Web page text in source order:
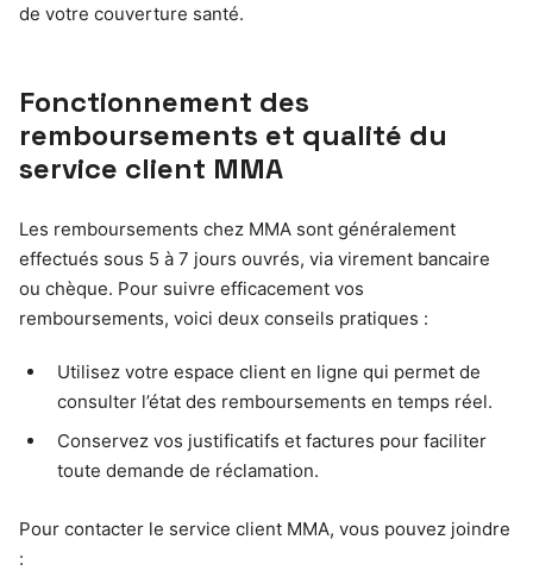
de votre couverture santé.
Fonctionnement des
remboursements et qualité du
service client MMA
Les remboursements chez MMA sont généralement
effectués sous 5 à 7 jours ouvrés, via virement bancaire
ou chèque. Pour suivre efficacement vos
remboursements, voici deux conseils pratiques :
Utilisez votre espace client en ligne qui permet de
consulter l’état des remboursements en temps réel.
Conservez vos justificatifs et factures pour faciliter
toute demande de réclamation.
Pour contacter le service client MMA, vous pouvez joindre
: